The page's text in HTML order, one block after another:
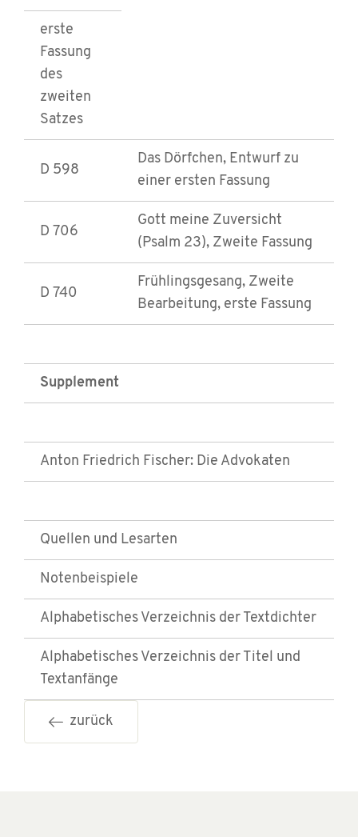
erste
Fassung
des
zweiten
Satzes
D 598
Das Dörfchen, Entwurf zu
einer ersten Fassung
D 706
Gott meine Zuversicht
(Psalm 23), Zweite Fassung
D 740
Frühlingsgesang, Zweite
Bearbeitung, erste Fassung
Supplement
Anton Friedrich Fischer: Die Advokaten
Quellen und Lesarten
Notenbeispiele
Alphabetisches Verzeichnis der Textdichter
Alphabetisches Verzeichnis der Titel und
Textanfänge
zurück